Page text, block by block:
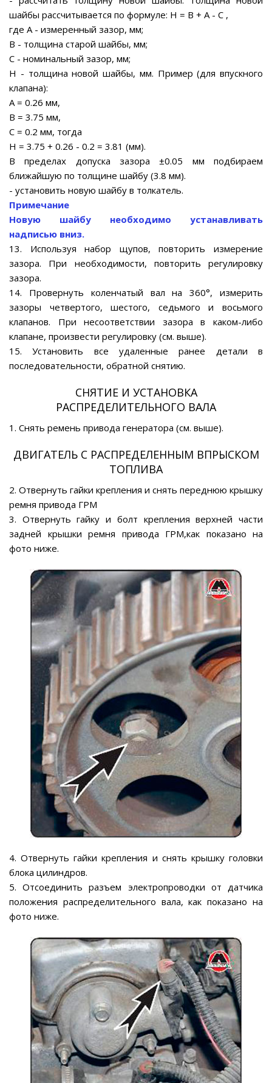
шайбы рассчитывается по формуле: Н = В + А - С ,
где А - измеренный зазор, мм;
В - толщина старой шайбы, мм;
С - номинальный зазор, мм;
Н - толщина новой шайбы, мм. Пример (для впускного
клапана):
А = 0.26 мм,
В = 3.75 мм,
С = 0.2 мм, тогда
Н = 3.75 + 0.26 - 0.2 = 3.81 (мм).
В пределах допуска зазора ±0.05 мм подбираем
ближайшую по толщине шайбу (3.8 мм).
- установить новую шайбу в толкатель.
Примечание
Новую шайбу необходимо устанавливать
надписью вниз.
13. Используя набор щупов, повторить измерение
зазора. При необходимости, повторить регулировку
зазора.
14. Провернуть коленчатый вал на 360°, измерить
зазоры четвертого, шестого, седьмого и восьмого
клапанов. При несоответствии зазора в каком-либо
клапане, произвести регулировку (см. выше).
15. Установить все удаленные ранее детали в
последовательности, обратной снятию.
СНЯТИЕ И УСТАНОВКА
РАСПРЕДЕЛИТЕЛЬНОГО ВАЛА
1. Снять ремень привода генератора (см. выше).
ДВИГАТЕЛЬ С РАСПРЕДЕЛЕННЫМ ВПРЫСКОМ
ТОПЛИВА
2. Отвернуть гайки крепления и снять переднюю крышку
ремня привода ГРМ
3. Отвернуть гайку и болт крепления верхней части
задней крышки ремня привода ГРМ,как показано на
фото ниже.
4. Отвернуть гайки крепления и снять крышку головки
блока цилиндров.
5. Отсоединить разъем электропроводки от датчика
положения распределительного вала, как показано на
фото ниже.